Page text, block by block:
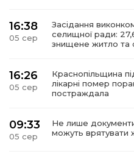
16:38
05 сер
Засідання
селищної ради:
знищене житло та
16:26
05 сер
Краснопільщина
лікарні помер
постраждала
09:33
05 сер
Не лише документи:
можуть врятувати